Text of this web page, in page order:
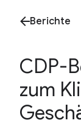
Berichte
CDP-
zum